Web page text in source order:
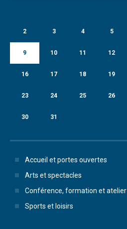
2 3 4 5
9 10 11 12
16 17 18 19
23 24 25 26
30 31
Accueil et portes ouvertes
Arts et spectacles
Conférence, formation et atelier
Sports et loisirs